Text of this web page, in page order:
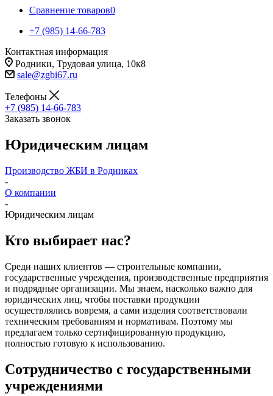
Сравнение товаров0
+7 (985) 14-66-783
Контактная информация
Родники, Трудовая улица, 10к8
sale@zgbi67.ru
Телефоны
+7 (985) 14-66-783
Заказать звонок
Юридическим лицам
Производство ЖБИ в Родниках
-
О компании
-
Юридическим лицам
Кто выбирает нас?
Среди наших клиентов — строительные компании,
государственные учреждения, производственные предприятия
и подрядные организации. Мы знаем, насколько важно для
юридических лиц, чтобы поставки продукции
осуществлялись вовремя, а сами изделия соответствовали
техническим требованиям и нормативам. Поэтому мы
предлагаем только сертифицированную продукцию,
полностью готовую к использованию.
Сотрудничество с государственными
учреждениями